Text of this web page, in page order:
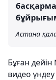
Астана
Бұған
видео